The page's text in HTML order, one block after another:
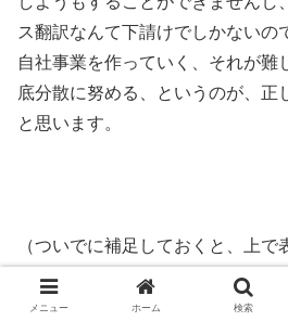
ス翻訳なんて下請けでしかないの
自社事業を作っていく、それが難
底分散に努める、というのが、正
と思います。
（ついでに補足しておくと、上
ですが、毎年同じ色＝同じ取引先
うです。どういう基準でfreeeが
メニュー ホーム 検索